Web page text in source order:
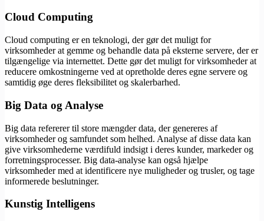
Cloud Computing
Cloud computing er en teknologi, der gør det muligt for
virksomheder at gemme og behandle data på eksterne servere, der er
tilgængelige via internettet. Dette gør det muligt for virksomheder at
reducere omkostningerne ved at opretholde deres egne servere og
samtidig øge deres fleksibilitet og skalerbarhed.
Big Data og Analyse
Big data refererer til store mængder data, der genereres af
virksomheder og samfundet som helhed. Analyse af disse data kan
give virksomhederne værdifuld indsigt i deres kunder, markeder og
forretningsprocesser. Big data-analyse kan også hjælpe
virksomheder med at identificere nye muligheder og trusler, og tage
informerede beslutninger.
Kunstig Intelligens